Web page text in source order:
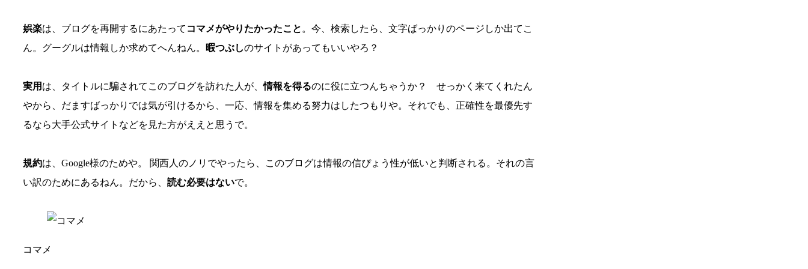
娯楽は、ブログを再開するにあたって コマメがやりたかったこと 。今、検索したら、文字ばっかりのページしか出てこ
ん。グーグルは情報しか求めてへんねん。
暇つぶしのサイトがあってもいいやろ？
実用 は、タイトルに騙されてこのブログを訪れた人が、情報を得るのに役に立つんちゃうか？ せっかく来てくれたん
やから、だますばっかりでは気が引けるから、一応、情報を集める努力はしたつもりや。それでも、正確性を最優先す
るなら大手公式サイトなどを見た方がええと思うで。
規約は、Google様のためや。 関西人のノリでやったら、このブログは情報の信ぴょう性が低いと判断される。それの言
い訳のためにあるねん。だから、 読む必要はないで。
コマメ